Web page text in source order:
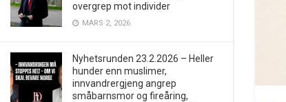
overgrep mot individer
MARS 2, 2026
Nyhetsrunden 23.2.2026 – Heller
hunder enn muslimer,
innvandrergjeng angrep
småbarnsmor og fireåring,